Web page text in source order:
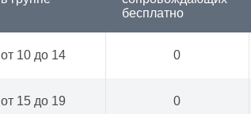
бесплатно
от 10 до 14 0
от 15 до 19 0